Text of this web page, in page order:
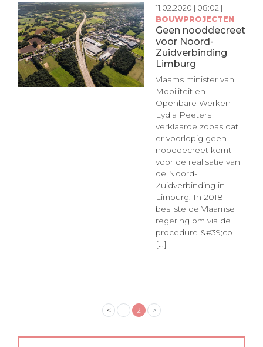
11.02.2020 | 08:02 |
BOUWPROJECTEN
Geen nooddecreet
voor Noord-
Zuidverbinding
Limburg
Vlaams minister van
Mobiliteit en
Openbare Werken
Lydia Peeters
verklaarde zopas dat
er voorlopig geen
nooddecreet komt
voor de realisatie van
de Noord-
Zuidverbinding in
Limburg. In 2018
besliste de Vlaamse
regering om via de
procedure &#39;co
[...]
< 1 2 >